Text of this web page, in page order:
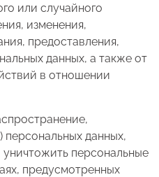
или случайного
изменения,
предоставления,
данных, а также от
в отношении
персональных данных,
персональные
предусмотренных